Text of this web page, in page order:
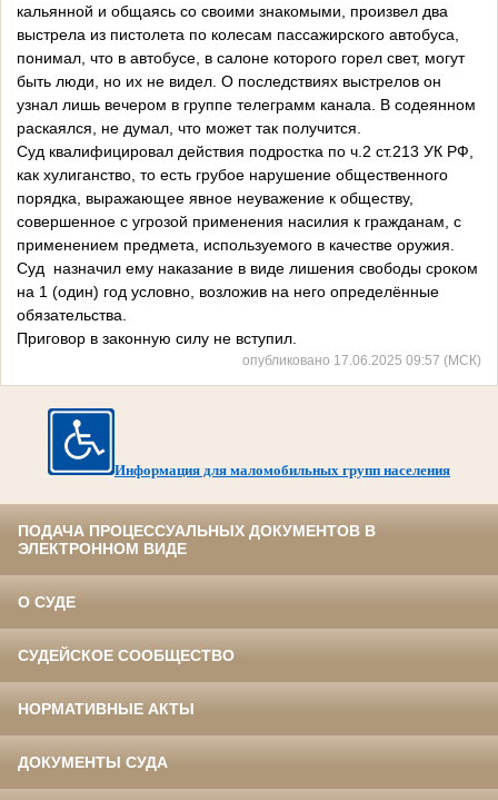
кальянной и общаясь со своими знакомыми, произвел два
выстрела из пистолета по колесам пассажирского автобуса,
понимал, что в автобусе, в салоне которого горел свет, могут
быть люди, но их не видел. О последствиях выстрелов он
узнал лишь вечером в группе телеграмм канала. В содеянном
раскаялся, не думал, что может так получится.
Суд квалифицировал действия подростка по ч.2 ст.213 УК РФ,
как хулиганство, то есть грубое нарушение общественного
порядка, выражающее явное неуважение к обществу,
совершенное с угрозой применения насилия к гражданам, с
применением предмета, используемого в качестве оружия.
Суд назначил ему наказание в виде лишения свободы сроком
на 1 (один) год условно, возложив на него определённые
обязательства.
Приговор в законную силу не вступил.
опубликовано 17.06.2025 09:57 (МСК)
Информация для маломобильных групп населения
ПОДАЧА ПРОЦЕССУАЛЬНЫХ ДОКУМЕНТОВ В
ЭЛЕКТРОННОМ ВИДЕ
О СУДЕ
СУДЕЙСКОЕ СООБЩЕСТВО
НОРМАТИВНЫЕ АКТЫ
ДОКУМЕНТЫ СУДА